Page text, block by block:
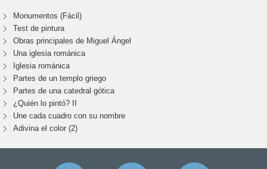
Monumentos (Fácil)
Test de pintura
Obras principales de Miguel Ángel
Una iglesia románica
Iglesia románica
Partes de un templo griego
Partes de una catedral gótica
¿Quién lo pintó? II
Une cada cuadro con su nombre
Adivina el color (2)